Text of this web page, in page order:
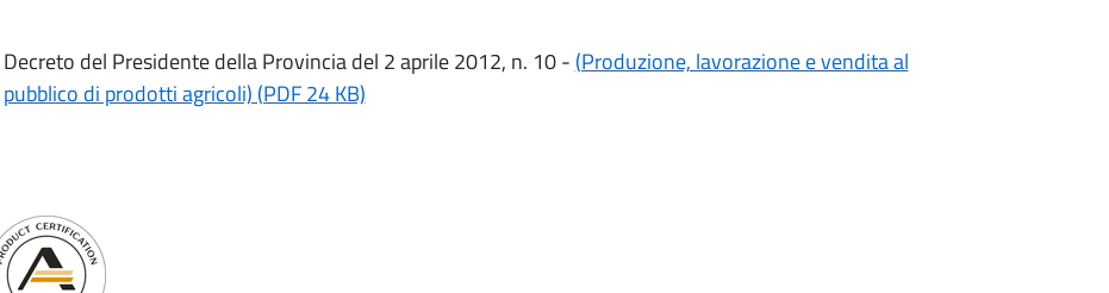
Decreto del Presidente della Provincia del 2 aprile 2012, n. 10 - (Produzione, lavorazione e vendita al
pubblico di prodotti agricoli) (PDF 24 KB)